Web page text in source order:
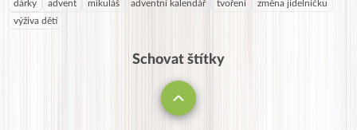
dárky advent mikuláš adventní kalendář tvoření
změna jídelníčku
výživa dětí
Schovat štítky